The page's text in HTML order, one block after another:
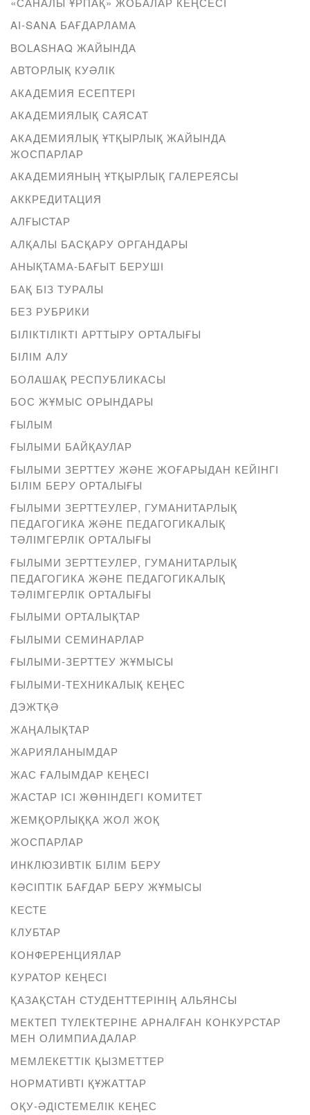
AI-SANA БАҒДАРЛАМА
BOLASHAQ ЖАЙЫНДА
АВТОРЛЫҚ КУӘЛІК
АКАДЕМИЯ ЕСЕПТЕРІ
АКАДЕМИЯЛЫҚ САЯСАТ
АКАДЕМИЯЛЫҚ ҰТҚЫРЛЫҚ ЖАЙЫНДА
ЖОСПАРЛАР
АКАДЕМИЯНЫҢ ҰТҚЫРЛЫҚ ГАЛЕРЕЯСЫ
АККРЕДИТАЦИЯ
АЛҒЫСТАР
АЛҚАЛЫ БАСҚАРУ ОРГАНДАРЫ
АНЫҚТАМА-БАҒЫТ БЕРУШІ
БАҚ БІЗ ТУРАЛЫ
БЕЗ РУБРИКИ
БІЛІКТІЛІКТІ АРТТЫРУ ОРТАЛЫҒЫ
БІЛІМ АЛУ
БОЛАШАҚ РЕСПУБЛИКАСЫ
БОС ЖҰМЫС ОРЫНДАРЫ
ҒЫЛЫМ
ҒЫЛЫМИ БАЙҚАУЛАР
ҒЫЛЫМИ ЗЕРТТЕУ ЖӘНЕ ЖОҒАРЫДАН КЕЙІНГІ
БІЛІМ БЕРУ ОРТАЛЫҒЫ
ҒЫЛЫМИ ЗЕРТТЕУЛЕР, ГУМАНИТАРЛЫҚ
ПЕДАГОГИКА ЖӘНЕ ПЕДАГОГИКАЛЫҚ
ТӘЛІМГЕРЛІК ОРТАЛЫҒЫ
ҒЫЛЫМИ ЗЕРТТЕУЛЕР, ГУМАНИТАРЛЫҚ
ПЕДАГОГИКА ЖӘНЕ ПЕДАГОГИКАЛЫҚ
ТӘЛІМГЕРЛІК ОРТАЛЫҒЫ
ҒЫЛЫМИ ОРТАЛЫҚТАР
ҒЫЛЫМИ СЕМИНАРЛАР
ҒЫЛЫМИ-ЗЕРТТЕУ ЖҰМЫСЫ
ҒЫЛЫМИ-ТЕХНИКАЛЫҚ КЕҢЕС
ДЭЖТҚӘ
ЖАҢАЛЫҚТАР
ЖАРИЯЛАНЫМДАР
ЖАС ҒАЛЫМДАР КЕҢЕСІ
ЖАСТАР ІСІ ЖӨНІНДЕГІ КОМИТЕТ
ЖЕМҚОРЛЫҚҚА ЖОЛ ЖОҚ
ЖОСПАРЛАР
ИНКЛЮЗИВТІК БІЛІМ БЕРУ
КӘСІПТІК БАҒДАР БЕРУ ЖҰМЫСЫ
КЕСТЕ
КЛУБТАР
КОНФЕРЕНЦИЯЛАР
КУРАТОР КЕҢЕСІ
ҚАЗАҚСТАН СТУДЕНТТЕРІНІҢ АЛЬЯНСЫ
МЕКТЕП ТҮЛЕКТЕРІНЕ АРНАЛҒАН КОНКУРСТАР
МЕН ОЛИМПИАДАЛАР
МЕМЛЕКЕТТІК ҚЫЗМЕТТЕР
НОРМАТИВТІ ҚҰЖАТТАР
ОҚУ-ӘДІСТЕМЕЛІК КЕҢЕС